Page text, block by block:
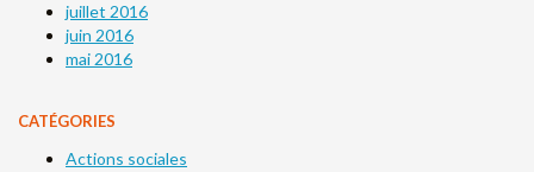
juillet 2016
juin 2016
mai 2016
CATÉGORIES
Actions sociales